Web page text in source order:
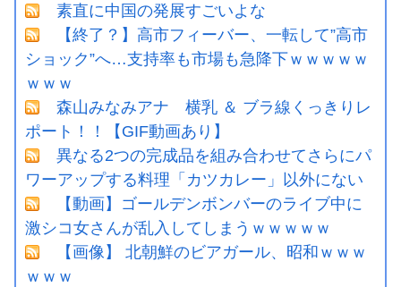
素直に中国の発展すごいよな
【終了？】高市フィーバー、一転して”高市
ショック”へ…支持率も市場も急降下ｗｗｗｗｗ
ｗｗｗ
森山みなみアナ 横乳 ＆ ブラ線くっきりレ
ポート！！【GIF動画あり】
異なる2つの完成品を組み合わせてさらにパ
ワーアップする料理「カツカレー」以外にない
【動画】ゴールデンボンバーのライブ中に
激シコ女さんが乱入してしまうｗｗｗｗｗ
【画像】 北朝鮮のビアガール、昭和ｗｗｗ
ｗｗｗ